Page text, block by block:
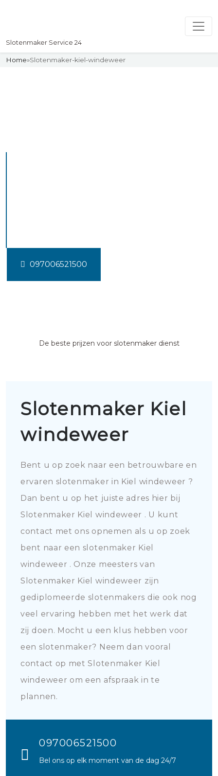
Slotenmaker Service 24
Home»Slotenmaker-kiel-windeweer
097006521500
De beste prijzen voor slotenmaker dienst
Slotenmaker Kiel
windeweer
Bent u op zoek naar een betrouwbare en
ervaren slotenmaker in Kiel windeweer ?
Dan bent u op het juiste adres hier bij
Slotenmaker Kiel windeweer . U kunt
contact met ons opnemen als u op zoek
bent naar een slotenmaker Kiel
windeweer . Onze meesters van
Slotenmaker Kiel windeweer zijn
gediplomeerde slotenmakers die ook nog
veel ervaring hebben met het werk dat
zij doen. Mocht u een klus hebben voor
een slotenmaker? Neem dan vooral
contact op met Slotenmaker Kiel
windeweer om een afspraak in te
plannen.
097006521500
Bel ons op elk moment van de dag 24/7